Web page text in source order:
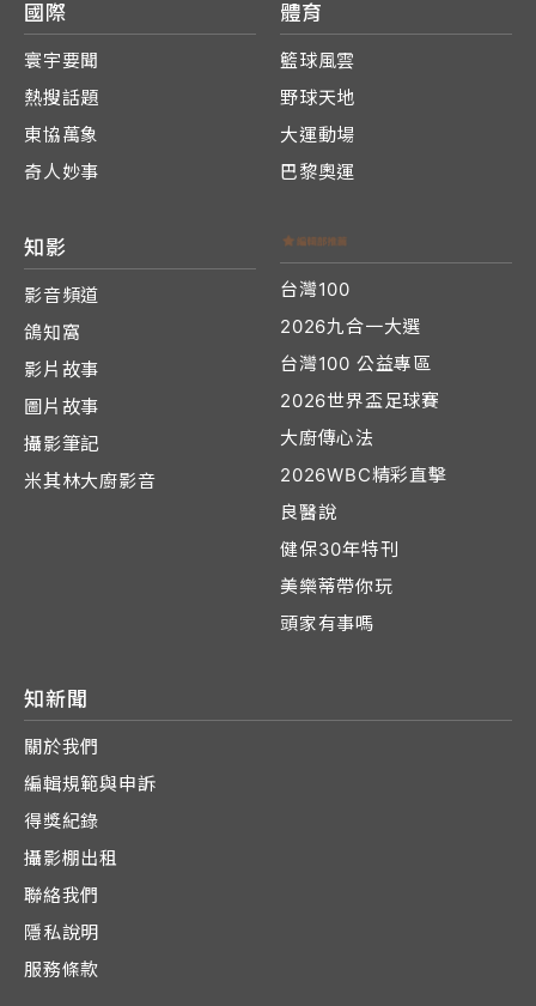
國際
寰宇要聞
熱搜話題
東協萬象
奇人妙事
體育
籃球風雲
野球天地
大運動場
巴黎奧運
知影
影音頻道
鴿知窩
影片故事
圖片故事
攝影筆記
米其林大廚影音
台灣100
2026九合一大選
台灣100 公益專區
2026世界盃足球賽
大廚傳心法
2026WBC精彩直擊
良醫說
健保30年特刊
美樂蒂帶你玩
頭家有事嗎
知新聞
關於我們
編輯規範與申訴
得獎紀錄
攝影棚出租
聯絡我們
隱私說明
服務條款